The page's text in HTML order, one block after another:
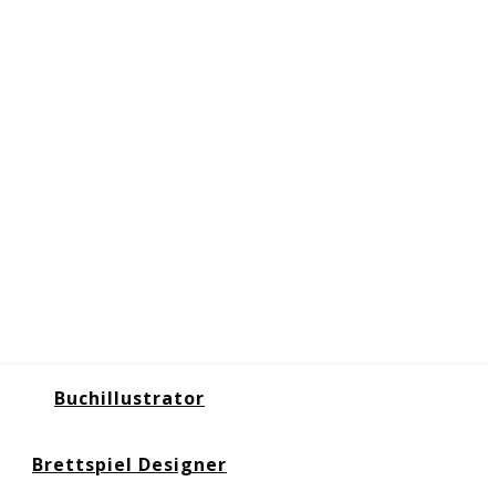
Buchillustrator
Brettspiel Designer